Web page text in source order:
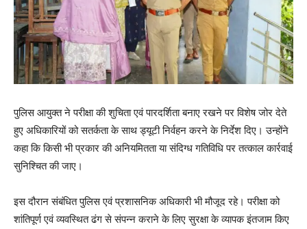
पुलिस आयुक्त ने परीक्षा की शुचिता एवं पारदर्शिता बनाए रखने पर विशेष जोर देते
हुए अधिकारियों को सतर्कता के साथ ड्यूटी निर्वहन करने के निर्देश दिए। उन्होंने
कहा कि किसी भी प्रकार की अनियमितता या संदिग्ध गतिविधि पर तत्काल कार्रवाई
सुनिश्चित की जाए।
इस दौरान संबंधित पुलिस एवं प्रशासनिक अधिकारी भी मौजूद रहे। परीक्षा को
शांतिपूर्ण एवं व्यवस्थित ढंग से संपन्न कराने के लिए सुरक्षा के व्यापक इंतजाम किए